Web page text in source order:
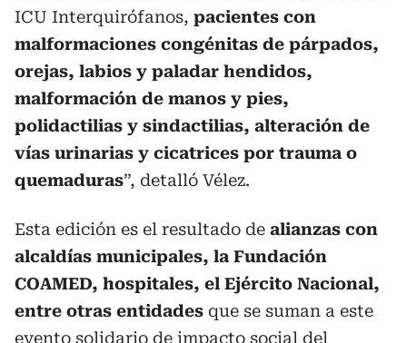
ICU Interquirófanos, pacientes con
malformaciones congénitas de párpados,
orejas, labios y paladar hendidos,
malformación de manos y pies,
polidactilias y sindactilias, alteración de
vías urinarias y cicatrices por trauma o
quemaduras”, detalló Vélez.
Esta edición es el resultado de alianzas con
alcaldías municipales, la Fundación
COAMED, hospitales, el Ejército Nacional,
entre otras entidades que se suman a este
evento solidario de impacto social del